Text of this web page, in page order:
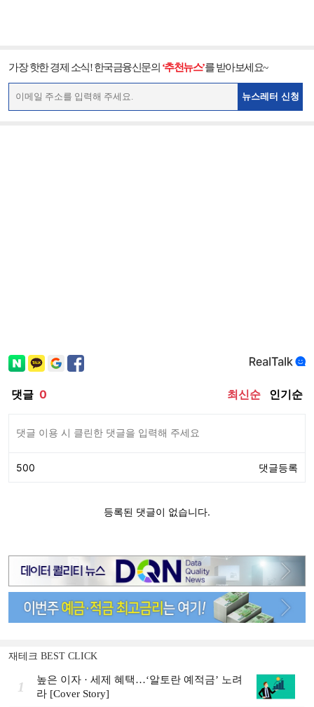
가장 핫한 경제 소식! 한국금융신문의 ‘추천뉴스’를 받아보세요~
뉴스레터 신청
재테크 BEST CLICK
1
높은 이자 · 세제 혜택…‘알토란 예적금’ 노려
라 [Cover Story]